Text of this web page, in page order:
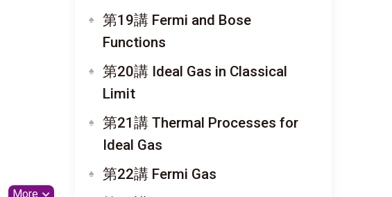
More
第19講 Fermi and Bose
Functions
第20講 Ideal Gas in Classical
Limit
第21講 Thermal Processes for
Ideal Gas
第22講 Fermi Gas